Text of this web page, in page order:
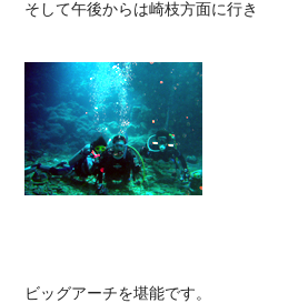
そして午後からは崎枝方面に行き
ビッグアーチを堪能です。